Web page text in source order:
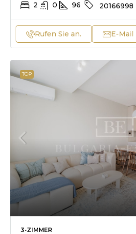
2 0 96 20166998
Rufen Sie an. E-Mail
TOP
3-ZIMMER